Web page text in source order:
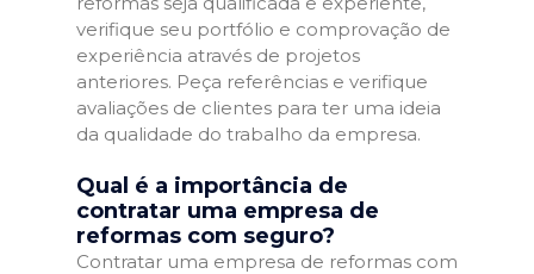
verifique seu portfólio e comprovação de
experiência através de projetos
anteriores. Peça referências e verifique
avaliações de clientes para ter uma ideia
da qualidade do trabalho da empresa.
Qual é a importância de
contratar uma empresa de
reformas com seguro?
Contratar uma empresa de reformas com